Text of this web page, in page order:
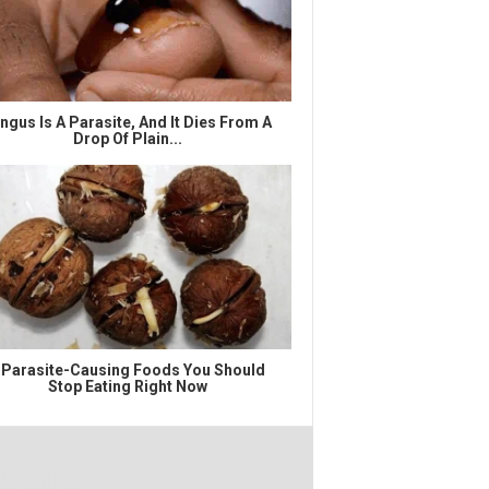
Is A Parasite, And It Dies From A
Drop Of Plain...
Causing Foods You Should
Stop Eating Right Now